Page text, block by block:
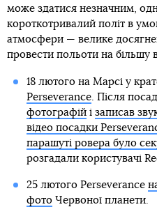
може здатися незначним,
короткотривалий політ в
атмосфери — велике
провести польоти на більшу
18 лютого на Марсі у
Perseverance. Після
фотографійі записав
відео посадки
парашуті ровера було
розгадали користувачі
25 лютого Perseverance
фотоЧервоної планети.